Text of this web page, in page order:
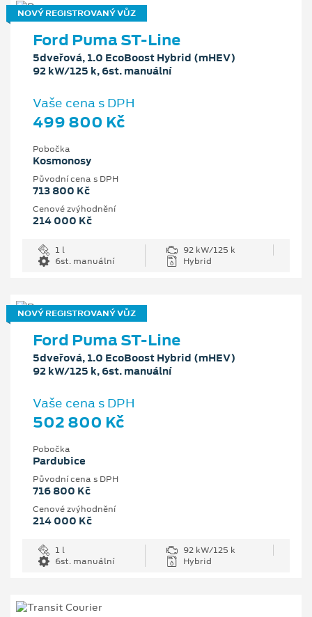
NOVÝ REGISTROVANÝ VŮZ
Ford Puma ST-Line
5dveřová, 1.0 EcoBoost Hybrid (mHEV)
92 kW/125 k, 6st. manuální
Vaše cena s DPH
499 800 Kč
Pobočka
Kosmonosy
Původní cena s DPH
713 800 Kč
Cenové zvýhodnění
214 000 Kč
1 l
92 kW/125 k
6st. manuální
Hybrid
NOVÝ REGISTROVANÝ VŮZ
Ford Puma ST-Line
5dveřová, 1.0 EcoBoost Hybrid (mHEV)
92 kW/125 k, 6st. manuální
Vaše cena s DPH
502 800 Kč
Pobočka
Pardubice
Původní cena s DPH
716 800 Kč
Cenové zvýhodnění
214 000 Kč
1 l
92 kW/125 k
6st. manuální
Hybrid